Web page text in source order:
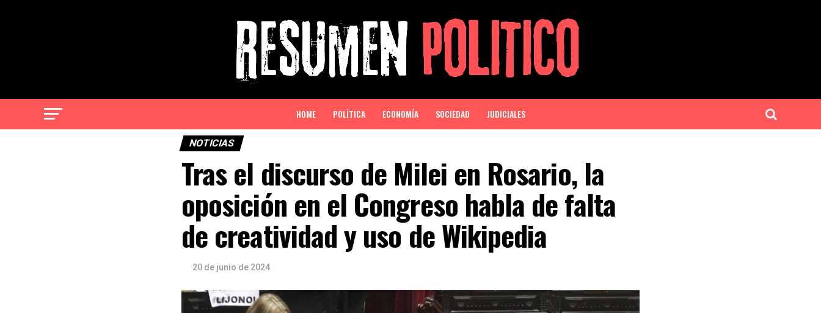
HOME POLÍTICA ECONOMÍA SOCIEDAD JUDICIALES
NOTICIAS
Tras el discurso de Milei en Rosario, la
oposición en el Congreso habla de falta
de creatividad y uso de Wikipedia
20 de junio de 2024